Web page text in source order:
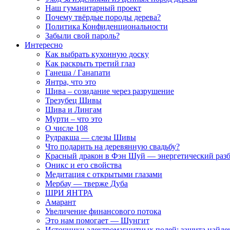
Наш гуманитарный проект
Почему твёрдые породы дерева?
Политика Конфиденциональности
Забыли свой пароль?
Интересно
Как выбрать кухонную доску
Как раскрыть третий глаз
Ганеша / Ганапати
Янтра, что это
Шива – созидание через разрушение
Трезубец Шивы
Шива и Лингам
Мурти – что это
О числе 108
Рудракша — слезы Шивы
Что подарить на деревянную свадьбу?
Красный дракон в Фэн Шуй — энергетический
Оникс и его свойства
Медитация с открытыми глазами
Мербау — тверже Дуба
ШРИ ЯНТРА
Амарант
Увеличение финансового потока
Это нам помогает — Шунгит